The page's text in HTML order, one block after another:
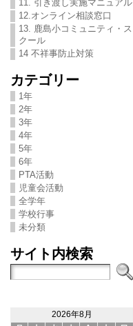
11. 引き渡し実施マニュアル
12.オンライン相談窓口
13. 鹿島小コミュニティ・ス
クール
14 不祥事防止対策
カテゴリー
1年
2年
3年
4年
5年
6年
PTA活動
児童会活動
全学年
学校行事
未分類
サイト内検索
2026年8月